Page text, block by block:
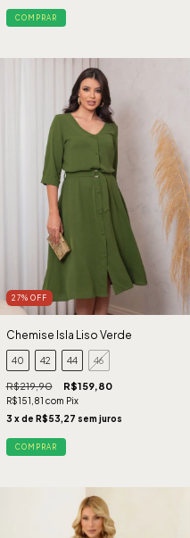
COMPRAR
27% OFF
Chemise Isla Liso Verde
40 42 44 46
R$219,90 R$159,80
R$151,81 com Pix
3 x de R$53,27 sem juros
COMPRAR